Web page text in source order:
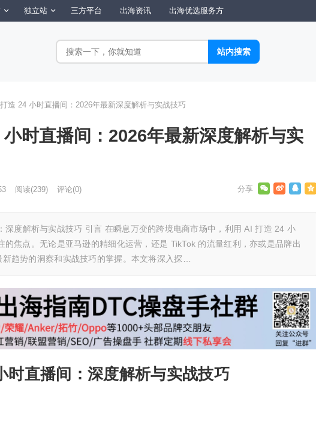
独立站 三方平台 出海资讯 出海优选服务方
造 24 小时直播间：2026年最新深度解析与实战技巧
时直播间：2026年最新深度解析与实
阅读(239) 评论(0)
深度解析与实战技巧 引言 在瞬息万变的跨境电商市场中，利用 AI 打造 24 小
的焦点。无论是亚马逊的精细化运营，还是 TikTok 的流量红利，亦或是品牌出
趋势的洞察和实战技巧的掌握。本文将深入探…
时直播间：深度解析与实战技巧